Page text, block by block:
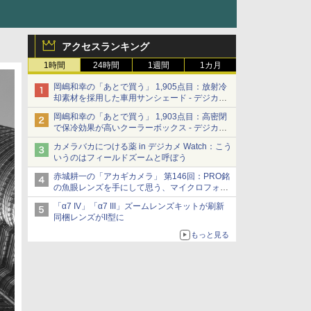
アクセスランキング
1時間 24時間 1週間 1カ月
岡嶋和幸の「あとで買う」 1,905点目：放射冷
却素材を採用した車用サンシェード - デジカメ
Watch
岡嶋和幸の「あとで買う」 1,903点目：高密閉
で保冷効果が高いクーラーボックス - デジカメ
Watch
カメラバカにつける薬 in デジカメ Watch：こう
いうのはフィールドズームと呼ぼう
赤城耕一の「アカギカメラ」 第146回：PRO銘
の魚眼レンズを手にして思う、マイクロフォー
サーズへの期待と可能性
「α7 IV」「α7 III」ズームレンズキットが刷新
同梱レンズがII型に
もっと見る